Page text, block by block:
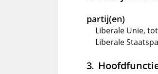
partij(en)
Liberale Unie,
Liberale